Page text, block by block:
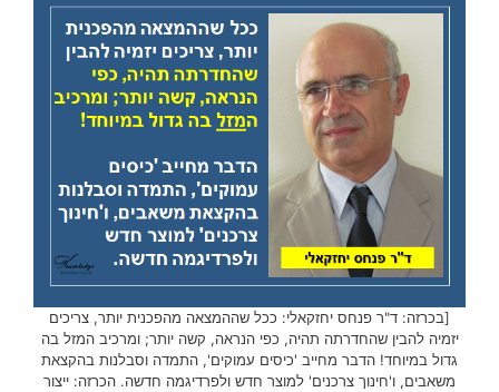
[בכרזה: ד"ר פנחס יחזקאלי: ככל שההמצאה מהפכנית יותר, צריכים
יזמיה להבין שהחדרתה תהיה, כפי הנראה, קשה יותר; ומרכיב המזל בה
גדול במיוחד! הדבר מחייב 'כיסים עמוקים', התמדה וסבלנות בהקצאת
משאבים, ו'חינוך צרכנים' למוצר חדש ולפרדיגמה חדשה. הכרזה: ייצור